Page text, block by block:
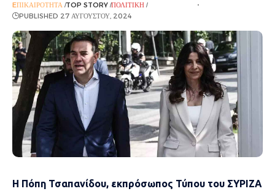
EΠΙΚΑΙΡΌΤΗΤΑ TOP STORY ΠΟΛΙΤΙΚΉ ΡΟΉ ΕΙΔΉΣΕΩΝ
PUBLISHED 27 ΑΥΓΟΎΣΤΟΥ, 2024
Η Πόπη Τσαπανίδου, εκπρόσωπος Τύπου του ΣΥΡΙΖΑ